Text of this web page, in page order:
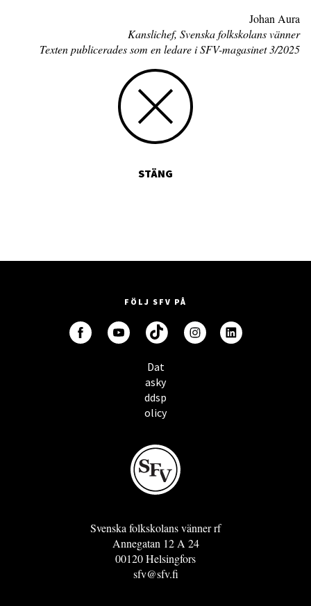
Johan Aura
Kanslichef, Svenska folkskolans vänner
Texten publicerades som en ledare i SFV-magasinet 3/2025
STÄNG
FÖLJ SFV PÅ
Dat
asky
ddsp
olicy
Svenska folkskolans vänner rf
Annegatan 12 A 24
00120 Helsingfors
sfv@sfv.fi